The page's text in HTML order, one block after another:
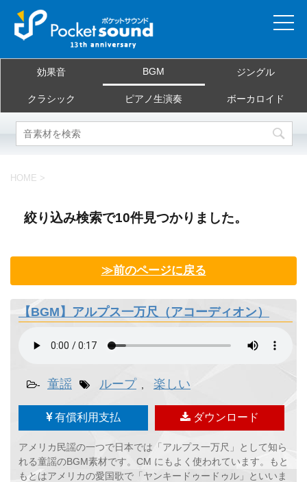
当サイトについて
ご利用規約
効果音 BGM ジングル
クラシック ピアノ生演奏 ボーカロイド
HOME >
絞り込み検索で10件見つかりました。
≫前のページに戻る
【BGM】アルプス一万尺（アコーディオン）
- 童謡 ループ 楽しい
有償利用支払 ダウンロード
アメリカ民謡の一つで日本では「アルプス一万尺」として知ら
れる童謡のBGM素材です。CM にもよく使われています。もと
もとはアメリカの愛国歌で「ヤンキードゥードゥル」といいま